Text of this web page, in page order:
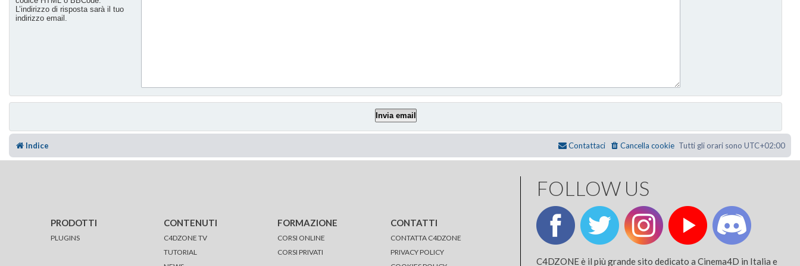
L’indirizzo di risposta sarà il tuo
indirizzo email.
Indice Tutti gli orari sono UTC+02:00
Cancella cookie
Contattaci
PRODOTTI
PLUGINS
CONTENUTI
C4DZONE TV
TUTORIAL
FORMAZIONE
CORSI ONLINE
CORSI PRIVATI
CONTATTI
CONTATTA C4DZONE
PRIVACY POLICY
FOLLOW US
C4DZONE è il più grande sito dedicato a Cinema4D in Italia e